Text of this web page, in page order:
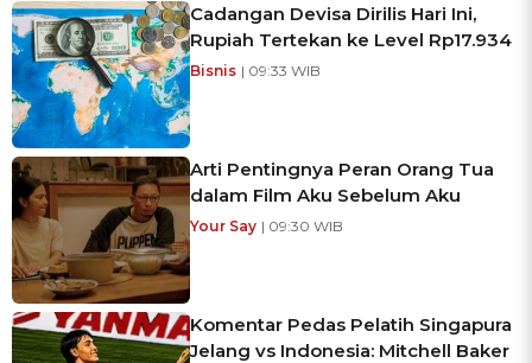
Cadangan Devisa Dirilis Hari Ini,
Rupiah Tertekan ke Level Rp17.934
Bisnis | 09:33 WIB
Arti Pentingnya Peran Orang Tua
dalam Film Aku Sebelum Aku
Your Say | 09:30 WIB
Komentar Pedas Pelatih Singapura
Jelang vs Indonesia: Mitchell Baker